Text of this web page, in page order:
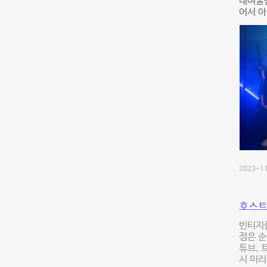
어서
2023-
호스
빈티지
점은
튜브,
시 미